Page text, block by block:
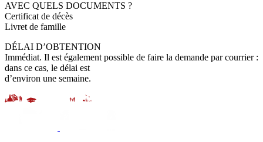
AVEC QUELS DOCUMENTS ?
Certificat de décès
Livret de famille
DÉLAI D’OBTENTION
Immédiat. Il est également possible de faire la demande par courrier :
dans ce cas, le délai est
d’environ une semaine.